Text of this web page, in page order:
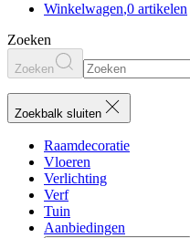
Winkelwagen,0 artikelen
Zoeken
Zoeken
Zoekbalk sluiten
Raamdecoratie
Vloeren
Verlichting
Verf
Tuin
Aanbiedingen